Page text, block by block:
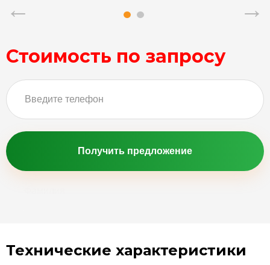
Стоимость по запросу
Получить предложение
Технические характеристики